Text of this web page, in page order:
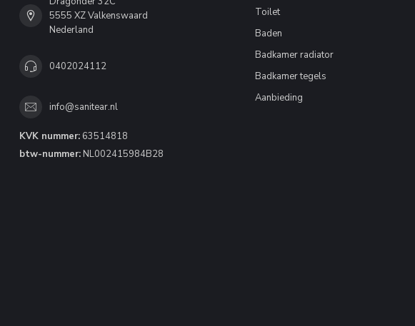
5555 XZ Valkenswaard
Nederland
0402024112
info@sanitear.nl
KVK nummer: 63514818
btw-nummer: NL002415984B28
Toilet
Baden
Badkamer radiator
Badkamer tegels
Aanbieding